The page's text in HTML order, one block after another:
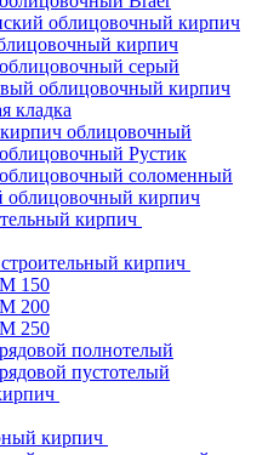
облицовочный кирпич
кирпич
серый
облицовочный кирпич
кладка
облицовочный
Рустик
соломенный
облицовочный кирпич
кирпич
кирпич
150
200
250
полнотелый
пустотелый
кирпич